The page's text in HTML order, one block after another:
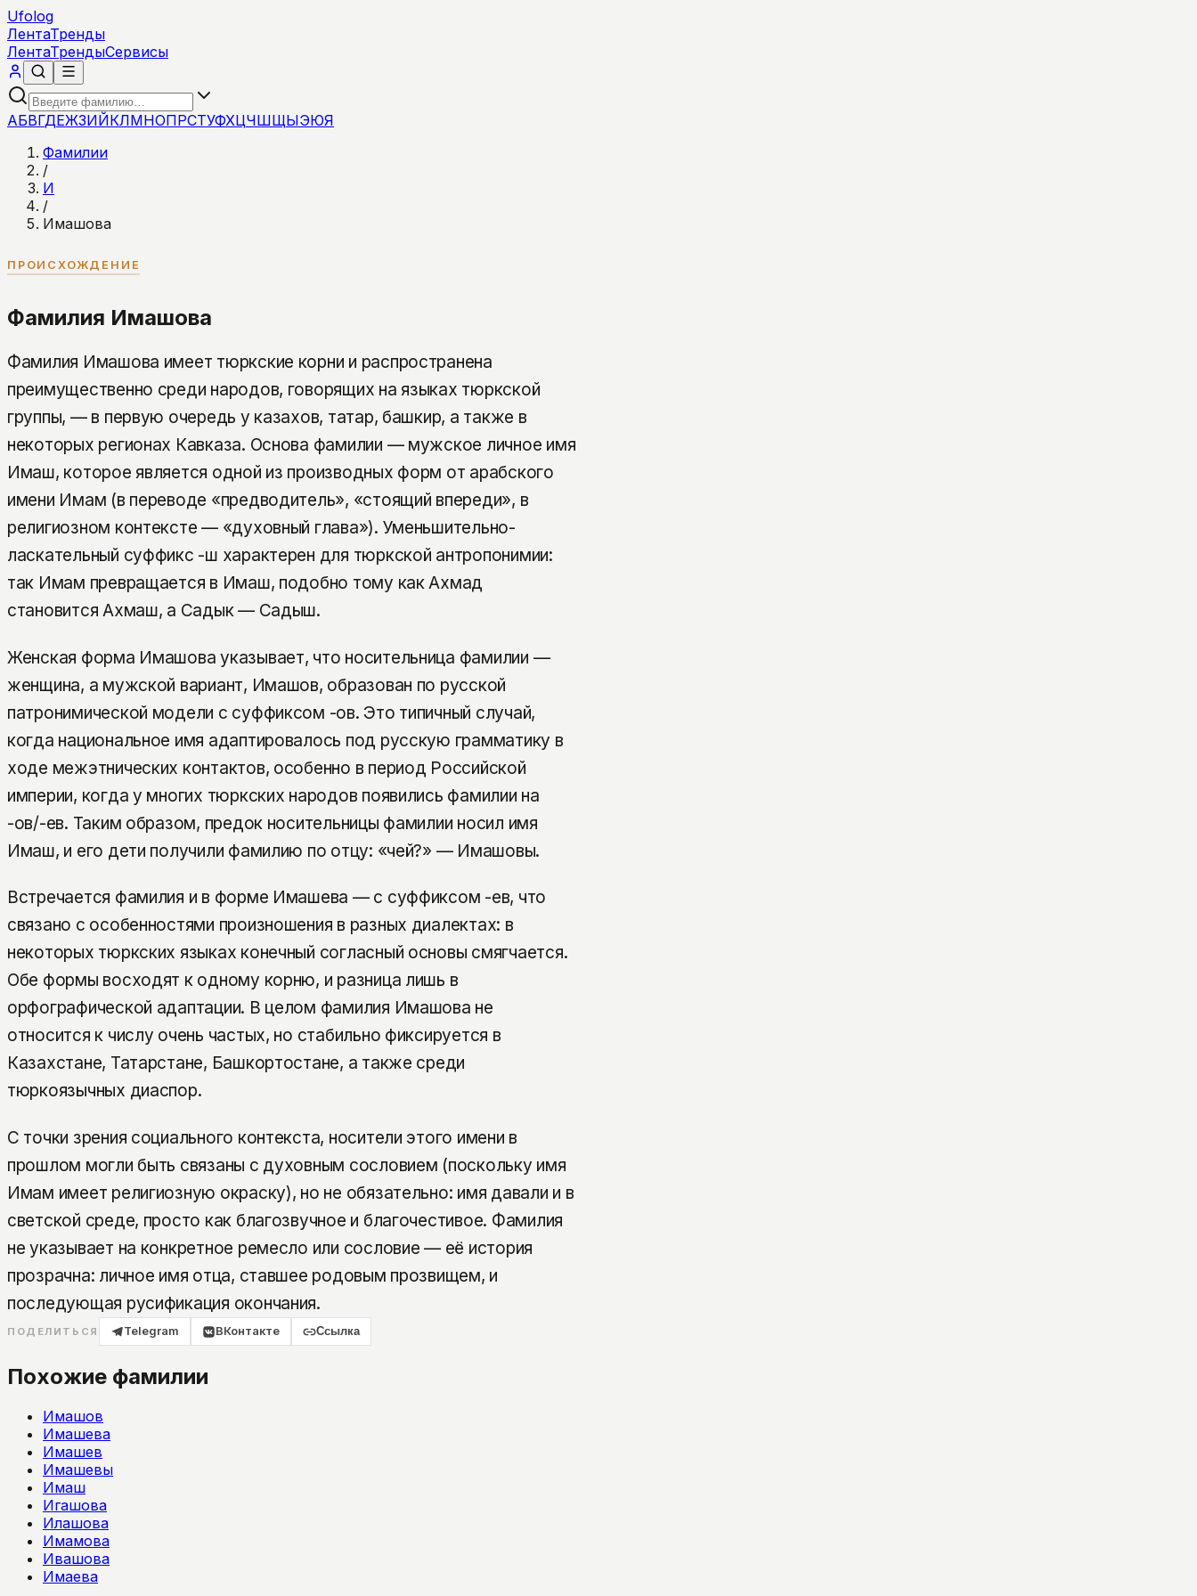
Ufolog
ЛентаТренды
ЛентаТрендыСервисы
АБВГДЕЖЗИЙКЛМНОПРСТУФХЦЧШЩЫЭЮЯ
Фамилии
/
И
/
Имашова
ПРОИСХОЖДЕНИЕ
Фамилия Имашова
Фамилия Имашова имеет тюркские корни и распространена
преимущественно среди народов, говорящих на языках тюркской
группы, — в первую очередь у казахов, татар, башкир, а также в
некоторых регионах Кавказа. Основа фамилии — мужское личное имя
Имаш, которое является одной из производных форм от арабского
имени Имам (в переводе «предводитель», «стоящий впереди», в
религиозном контексте — «духовный глава»). Уменьшительно-
ласкательный суффикс -ш характерен для тюркской антропонимии:
так Имам превращается в Имаш, подобно тому как Ахмад
становится Ахмаш, а Садык — Садыш.
Женская форма Имашова указывает, что носительница фамилии —
женщина, а мужской вариант, Имашов, образован по русской
патронимической модели с суффиксом -ов. Это типичный случай,
когда национальное имя адаптировалось под русскую грамматику в
ходе межэтнических контактов, особенно в период Российской
империи, когда у многих тюркских народов появились фамилии на
-ов/-ев. Таким образом, предок носительницы фамилии носил имя
Имаш, и его дети получили фамилию по отцу: «чей?» — Имашовы.
Встречается фамилия и в форме Имашева — с суффиксом -ев, что
связано с особенностями произношения в разных диалектах: в
некоторых тюркских языках конечный согласный основы смягчается.
Обе формы восходят к одному корню, и разница лишь в
орфографической адаптации. В целом фамилия Имашова не
относится к числу очень частых, но стабильно фиксируется в
Казахстане, Татарстане, Башкортостане, а также среди
тюркоязычных диаспор.
С точки зрения социального контекста, носители этого имени в
прошлом могли быть связаны с духовным сословием (поскольку имя
Имам имеет религиозную окраску), но не обязательно: имя давали и в
светской среде, просто как благозвучное и благочестивое. Фамилия
не указывает на конкретное ремесло или сословие — её история
прозрачна: личное имя отца, ставшее родовым прозвищем, и
последующая русификация окончания.
ПОДЕЛИТЬСЯ Telegram ВКонтакте Ссылка
Похожие фамилии
Имашов
Имашева
Имашев
Имашевы
Имаш
Игашова
Илашова
Имамова
Ивашова
Имаева